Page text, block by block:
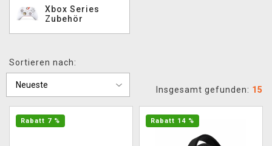
XZONE CLUB
Xbox Series
Zubehör
Sortieren nach:
Insgesamt gefunden: 15
Rabatt 7 % Rabatt 14 %